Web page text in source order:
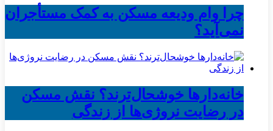
چرا وام ودیعه مسکن به کمک مستأجران
نمی‌آید؟
خانه‌دارها خوشحال‌ترند؟ نقش مسکن
در رضایت نروژی‌ها از زندگی